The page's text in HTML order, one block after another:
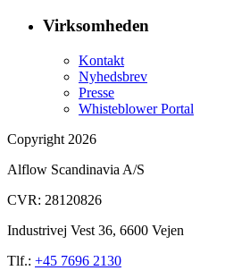
Virksomheden
Kontakt
Nyhedsbrev
Presse
Whisteblower Portal
Copyright 2026
Alflow Scandinavia A/S
CVR: 28120826
Industrivej Vest 36, 6600 Vejen
Tlf.: +45 7696 2130